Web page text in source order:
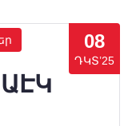
08
ԴԿՏ’25
ԱԷԿ